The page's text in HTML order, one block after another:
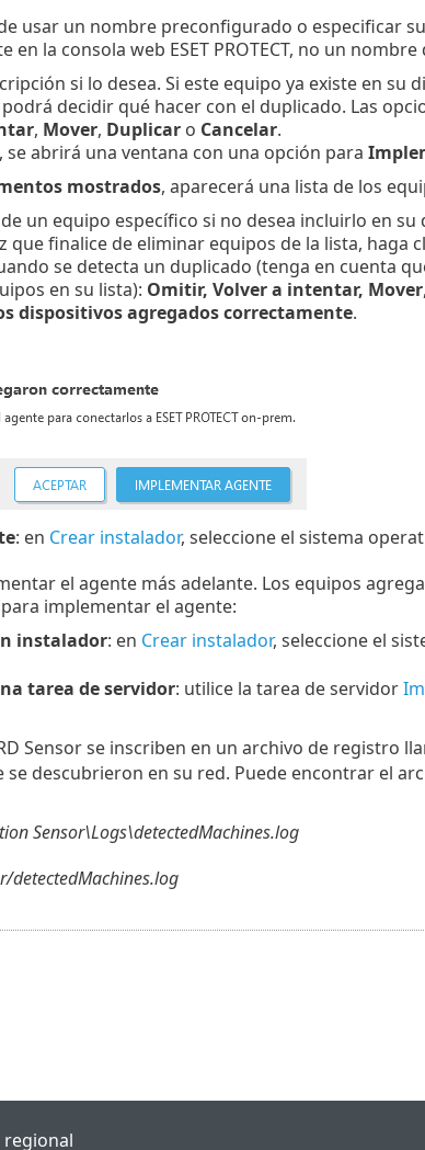
usar un nombre preconfigurado o especificar
la consola web ESET PROTECT, no un
si lo desea. Si este equipo ya existe en su
decidir qué hacer con el duplicado. Las
, Mover, Duplicaro Cancelar.
se abrirá una ventana con una opción para
mostrados, aparecerá una lista de los
un equipo específico si no desea incluirlo en su
que finalice de eliminar equipos de la lista, haga
se detecta un duplicado (tenga en cuenta
en su lista): Omitir, Volver a intentar, Mover,
dispositivos agregados correctamente.
: en Crear instalador, seleccione el sistema
el agente más adelante. Los equipos
implementar el agente:
instalador: en Crear instalador, seleccione el
tarea de servidor: utilice la tarea de servidor
Sensor se inscriben en un archivo de registro
descubrieron en su red. Puede encontrar el
Sensor\Logs\detectedMachines.log
detectedMachines.log